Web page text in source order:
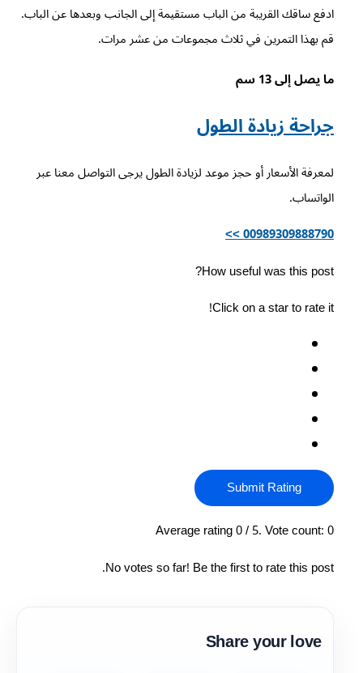
ادفع ساقك القريبة من الباب مستقيمة إلى الجانب وبعدها عن الباب.
قم بهذا التمرين في ثلاث مجموعات من عشر مرات.
ما يصل إلى 13 سم
جراحة زيادة الطول
لمعرفة الأسعار أو حجز موعد لزيادة الطول يرجى التواصل معنا عبر
الواتساب.
00989309888790 >>
How useful was this post?
Click on a star to rate it!
Submit Rating
Average rating0/ 5. Vote count:
No votes so far! Be the first to rate this post.
Share your love